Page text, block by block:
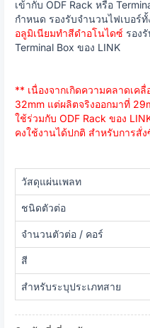
เข้ากับ ODF Rack หรือ
กำหนด รองรับจำนวนไฟเบอร์
อลูมิเนียมทำสีดำอโนไดซ์ รอง
Terminal Box ของ LINK
** เนื่องจากเกิดความคลาดเค
32mm แต่ผลิตจริงออกมาที่
ใช้ร่วมกับ ODF Rack ของ
คงใช้งานได้ปกติ สำหรับการสั่
วัสดุแผ่นเพลท
ชนิดตัวต่อ
จำนวนตัวต่อ / คอร์
สี
สำหรับระบุประเภทสาย